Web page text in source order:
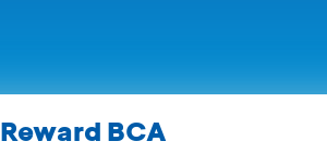
Reward BCA